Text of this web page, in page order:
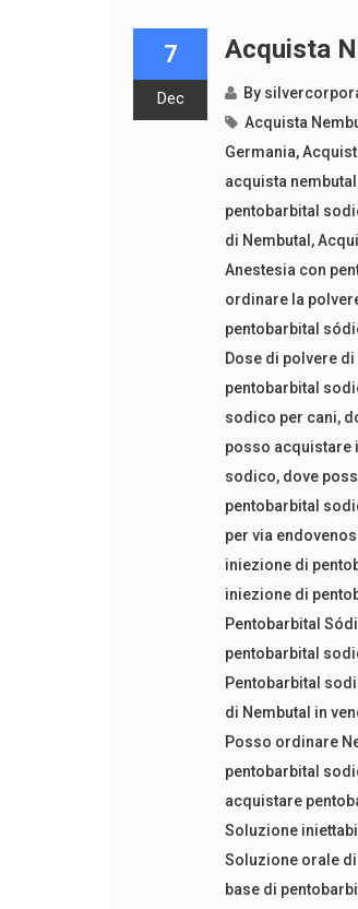
7
Dec
Acquista
By
Acquista
Germania,
acquista
pentobarbital
di Nembutal ,
Anestesia con
ordinare la
pentobarbital
Dose di polvere di
pentobarbital
sodico per cani,
posso acquistare
sodico, dove
pentobarbital
per via
iniezione di
iniezione di
Pentobarbital
pentobarbital
Pentobarbital
di Nembutal in
Posso ordinare
pentobarbital
acquistare
Soluzione
Soluzione orale
base di